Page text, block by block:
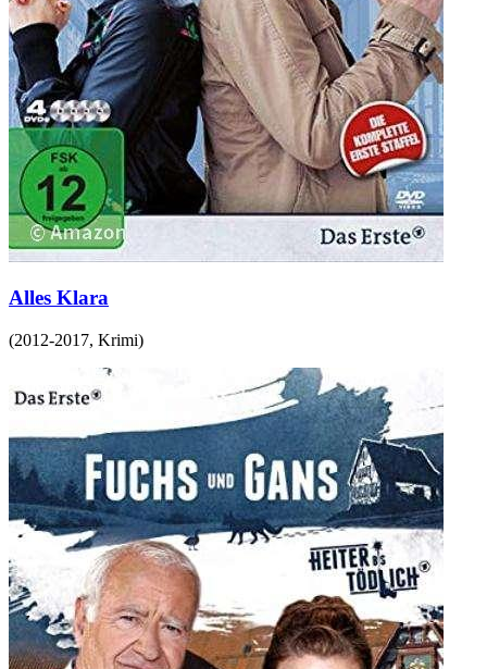
Alles Klara
(2012-2017, Krimi)